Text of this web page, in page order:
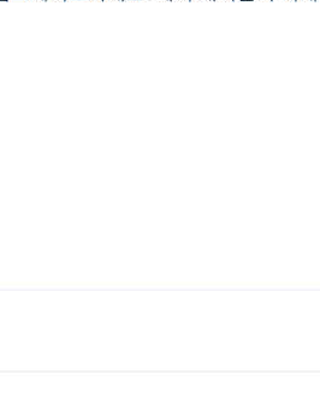
! 돌을 캐고, 나무를 베고, 판자와 벽